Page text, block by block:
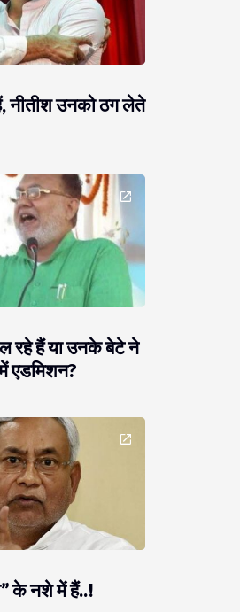
नीतीश उनको ठग लेते
रहे हैं या उनके बेटे ने
में एडमिशन?
के नशे में हैं..!